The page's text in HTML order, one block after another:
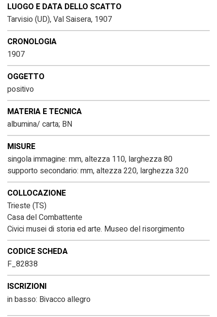
LUOGO E DATA DELLO SCATTO
Tarvisio (UD), Val Saisera, 1907
CRONOLOGIA
1907
OGGETTO
positivo
MATERIA E TECNICA
albumina/ carta; BN
MISURE
singola immagine: mm, altezza 110, larghezza 80
supporto secondario: mm, altezza 220, larghezza 320
COLLOCAZIONE
Trieste (TS)
Casa del Combattente
Civici musei di storia ed arte. Museo del risorgimento
CODICE SCHEDA
F_82838
ISCRIZIONI
in basso: Bivacco allegro